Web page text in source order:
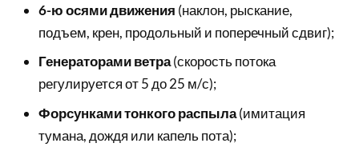
6-ю осями движения (наклон, рыскание,
подъем, крен, продольный и поперечный сдвиг);
Генераторами ветра(скорость потока
регулируется от 5 до 25 м/с);
Форсунками тонкого распыла(имитация
тумана, дождя или капель пота);